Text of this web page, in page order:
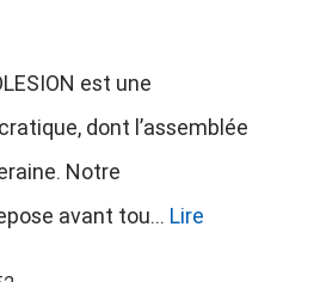
est une
dont l’assemblée
Notre
avant tou... Lire